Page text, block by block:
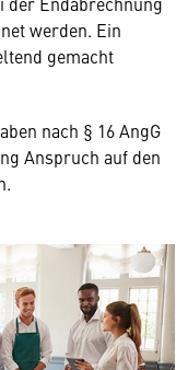
werden. Ein
gemacht
nach § 16 AngG
Anspruch auf den